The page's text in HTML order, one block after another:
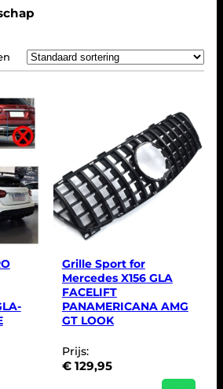
Grille Sport for
Mercedes X156 GLA
FACELIFT
PANAMERICANA AMG
GT LOOK
Prijs:
€129,95